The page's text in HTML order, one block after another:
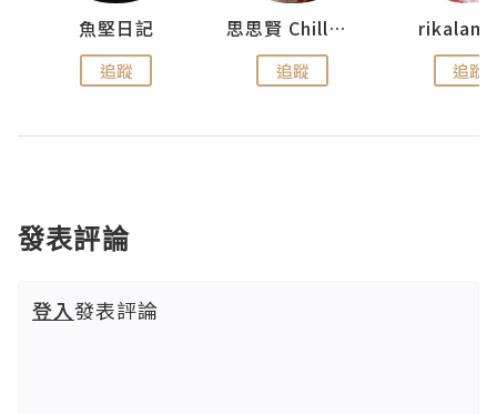
魚堅日記
追蹤
思思賢 ChillMyBabe
追蹤 追蹤
發表評論
登入發表評論